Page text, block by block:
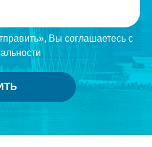
Вы соглашаетесь с